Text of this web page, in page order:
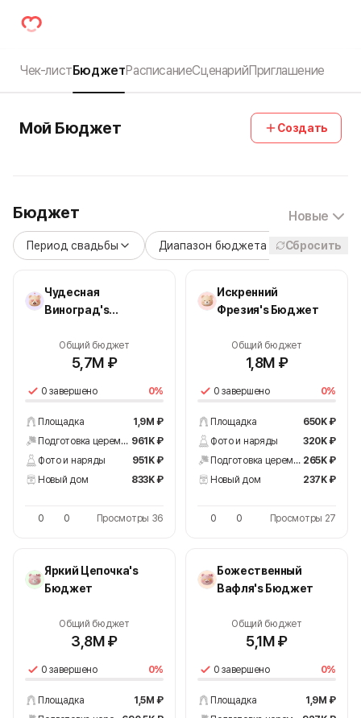
Чек-листБюджетРасписаниеСценарийПриглашение
Мой Бюджет Создать
Бюджет Новые
Период свадьбы Диапазон бюджета Стиль
Сбросить
Чудесная
Виноград's
Общий бюджет
5,7M ₽
0 завершено 0%
Площадка
1,9M ₽
Подготовка церемонии 961K ₽
Фото и наряды
951K ₽
Новый дом
833K ₽
0 0 Просмотры 36
Искренний
Фрезия's Бюджет
Общий бюджет
1,8M ₽
0 завершено 0%
Площадка
650K ₽
Фото и наряды
320K ₽
Подготовка церемонии 265K ₽
Новый дом
237K ₽
0 0 Просмотры 27
Яркий Цепочка's
Бюджет
Общий бюджет
3,8M ₽
0 завершено 0%
Площадка
1,5M ₽
Божественный
Вафля's Бюджет
Общий бюджет
5,1M ₽
0 завершено 0%
Площадка
1,9M ₽